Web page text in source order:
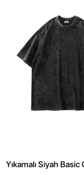
Yıkamalı Siyah Basic